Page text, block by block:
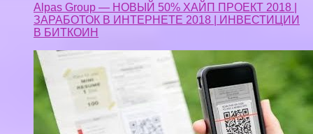
Alpas Group — НОВЫЙ 50% ХАЙП ПРОЕКТ 2018 |
ЗАРАБОТОК В ИНТЕРНЕТЕ 2018 | ИНВЕСТИЦИИ
В БИТКОИН